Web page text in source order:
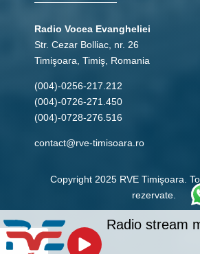
Radio Vocea Evangheliei
Str. Cezar Bolliac, nr. 26
Timişoara, Timiş, Romania
(004)-0256-217.212
(004)-0726-271.450
(004)-0728-276.516
contact@rve-timisoara.ro
Copyright 2025 RVE Timişoara.
rezervate.